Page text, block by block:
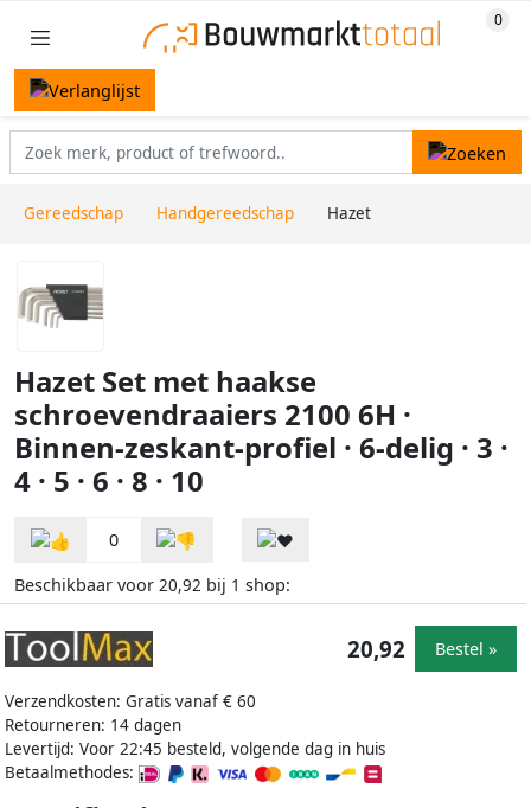
Gereedschap Handgereedschap Hazet
Hazet Set met haakse
schroevendraaiers 2100 6H ·
Binnen-zeskant-profiel · 6-delig · 3 ·
4 · 5 · 6 · 8 · 10
0
Beschikbaar voor 20,92 bij 1 shop:
Verzendkosten: Gratis vanaf € 60
Retourneren: 14 dagen
Levertijd: Voor 22:45 besteld, volgende dag in huis
Betaalmethodes:
20,92 Bestel »